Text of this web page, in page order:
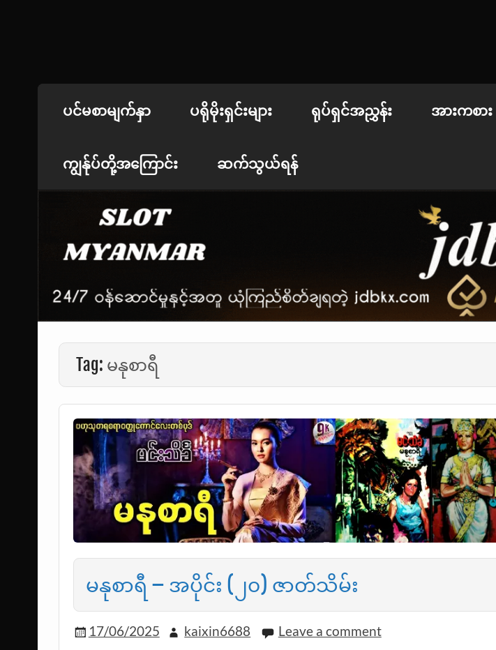
jdbKX News
ပင်မစာမျက်နှာ ပရိုမိုးရှင်းများ ရုပ်ရှင်အညွှန်း အားကစား
ကျွန်ုပ်တို့အကြောင်း ဆက်သွယ်ရန်
Tag: မနုစာရီ
မနုစာရီ – အပိုင်း (၂၀) ဇာတ်သိမ်း
17/06/2025 kaixin6688 Leave a comment